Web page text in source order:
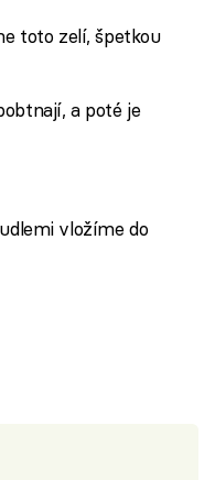
toto zelí, špetkou
a poté je
vložíme do